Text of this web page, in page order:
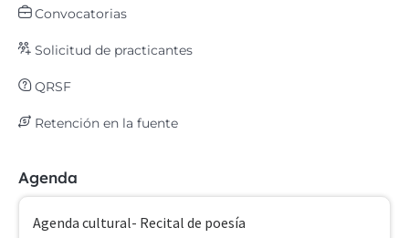
Convocatorias
Solicitud de practicantes
QRSF
Retención en la fuente
Agenda
Agenda cultural- Recital de poesía